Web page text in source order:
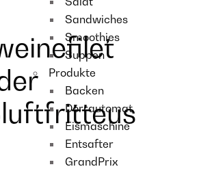
Sandwiches
Smoothies
Suppen
Produkte
Backen
Dörrautomat
Eismaschine
Entsafter
GrandPrix